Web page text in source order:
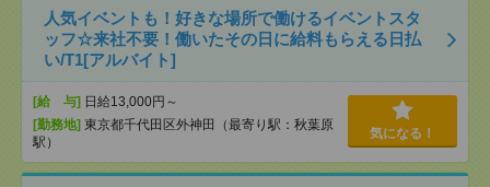
人気イベントも！好きな場所で働けるイベントスタ
ッフ☆来社不要！働いたその日に給料もらえる日払
い/T1[アルバイト]
[給 与] 日給13,000円～
[勤務地] 東京都千代田区外神田（最寄り駅：秋葉原
駅）
気になる！